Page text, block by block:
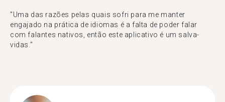
"Uma das razões pelas quais sofri para me manter
engajado na prática de idiomas é a falta de poder falar
com falantes nativos, então este aplicativo é um salva-
vidas."